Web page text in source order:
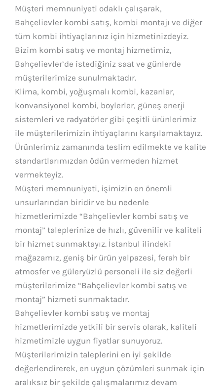
Müşteri memnuniyeti odaklı çalışarak,
Bahçelievler kombi satış, kombi montajı ve diğer
tüm kombi ihtiyaçlarınız için hizmetinizdeyiz.
Bizim kombi satış ve montaj hizmetimiz,
Bahçelievler’de istediğiniz saat ve günlerde
müşterilerimize sunulmaktadır.
Klima, kombi, yoğuşmalı kombi, kazanlar,
konvansiyonel kombi, boylerler, güneş enerji
sistemleri ve radyatörler gibi çeşitli ürünlerimiz
ile müşterilerimizin ihtiyaçlarını karşılamaktayız.
Ürünlerimiz zamanında teslim edilmekte ve kalite
standartlarımızdan ödün vermeden hizmet
vermekteyiz.
Müşteri memnuniyeti, işimizin en önemli
unsurlarından biridir ve bu nedenle
hizmetlerimizde “Bahçelievler kombi satış ve
montaj” taleplerinize de hızlı, güvenilir ve kaliteli
bir hizmet sunmaktayız. İstanbul ilindeki
mağazamız, geniş bir ürün yelpazesi, ferah bir
atmosfer ve güleryüzlü personeli ile siz değerli
müşterilerimize “Bahçelievler kombi satış ve
montaj” hizmeti sunmaktadır.
Bahçelievler kombi satış ve montaj
hizmetlerimizde yetkili bir servis olarak, kaliteli
hizmetimizle uygun fiyatlar sunuyoruz.
Müşterilerimizin taleplerini en iyi şekilde
değerlendirerek, en uygun çözümleri sunmak için
aralıksız bir şekilde çalışmalarımız devam